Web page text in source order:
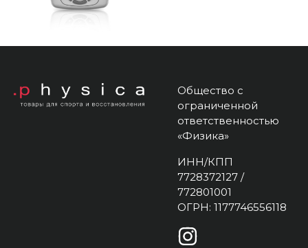
Общество с
ограниченной
ответственностью
«Физика»
ИНН/КПП
7728372127 /
772801001
ОГРН: 1177746556118